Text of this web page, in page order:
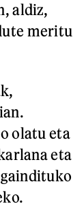
aldiz,
meritu
olatu eta
eta